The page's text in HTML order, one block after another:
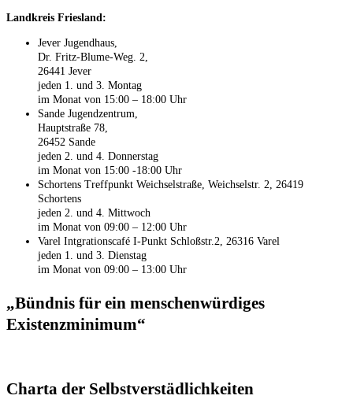
Landkreis Friesland:
Jever Jugendhaus,
Dr. Fritz-Blume-Weg. 2,
26441 Jever
jeden 1. und 3. Montag
im Monat von 15:00 – 18:00 Uhr
Sande Jugendzentrum,
Hauptstraße 78,
26452 Sande
jeden 2. und 4. Donnerstag
im Monat von 15:00 -18:00 Uhr
Schortens Treffpunkt Weichselstraße, Weichselstr. 2, 26419
Schortens
jeden 2. und 4. Mittwoch
im Monat von 09:00 – 12:00 Uhr
Varel Intgrationscafé I-Punkt Schloßstr.2, 26316 Varel
jeden 1. und 3. Dienstag
im Monat von 09:00 – 13:00 Uhr
„Bündnis für ein menschenwürdiges
Existenzminimum“
Charta der Selbstverstädlichkeiten